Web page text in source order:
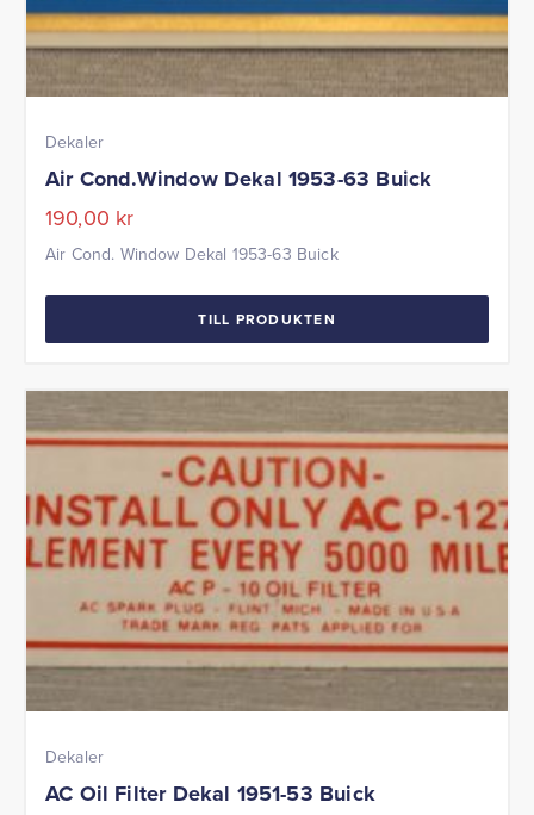
Dekaler
Air Cond.Window Dekal 1953-63 Buick
190,00 kr
Air Cond. Window Dekal 1953-63 Buick
TILL PRODUKTEN
Dekaler
AC Oil Filter Dekal 1951-53 Buick